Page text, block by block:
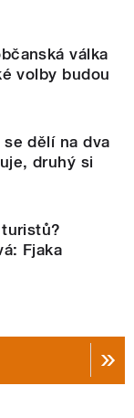
válka
volby budou
dělí na dva
druhý si
Fjaka